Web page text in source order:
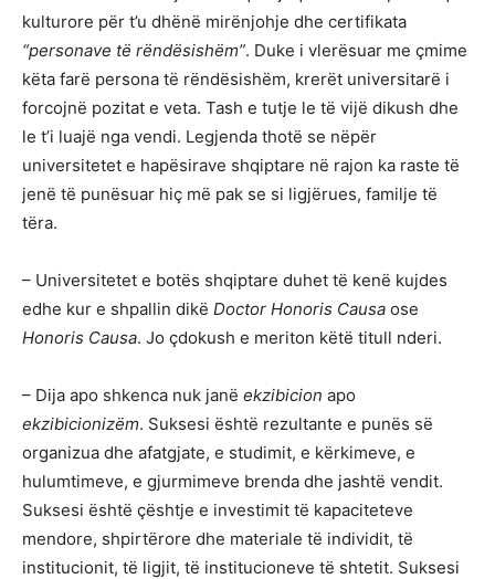
kulturore për t’u dhënë mirënjohje dhe certifikata
“personave të rëndësishëm”. Duke i vlerësuar me çmime
këta farë persona të rëndësishëm, krerët universitarë i
forcojnë pozitat e veta. Tash e tutje le të vijë dikush dhe
le t’i luajë nga vendi. Legjenda thotë se nëpër
universitetet e hapësirave shqiptare në rajon ka raste të
jenë të punësuar hiç më pak se si ligjërues, familje të
tëra.
– Universitetet e botës shqiptare duhet të kenë kujdes
edhe kur e shpallin dikë Doctor Honoris Causa ose
Honoris Causa. Jo çdokush e meriton këtë titull nderi.
– Dija apo shkenca nuk janë ekzibicion apo
ekzibicionizëm. Suksesi është rezultante e punës së
organizua dhe afatgjate, e studimit, e kërkimeve, e
hulumtimeve, e gjurmimeve brenda dhe jashtë vendit.
Suksesi është çështje e investimit të kapaciteteve
mendore, shpirtërore dhe materiale të individit, të
institucionit, të ligjit, të institucioneve të shtetit. Suksesi